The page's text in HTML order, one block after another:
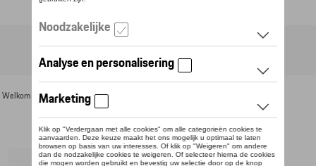
Welkom >Voor u >Electronica